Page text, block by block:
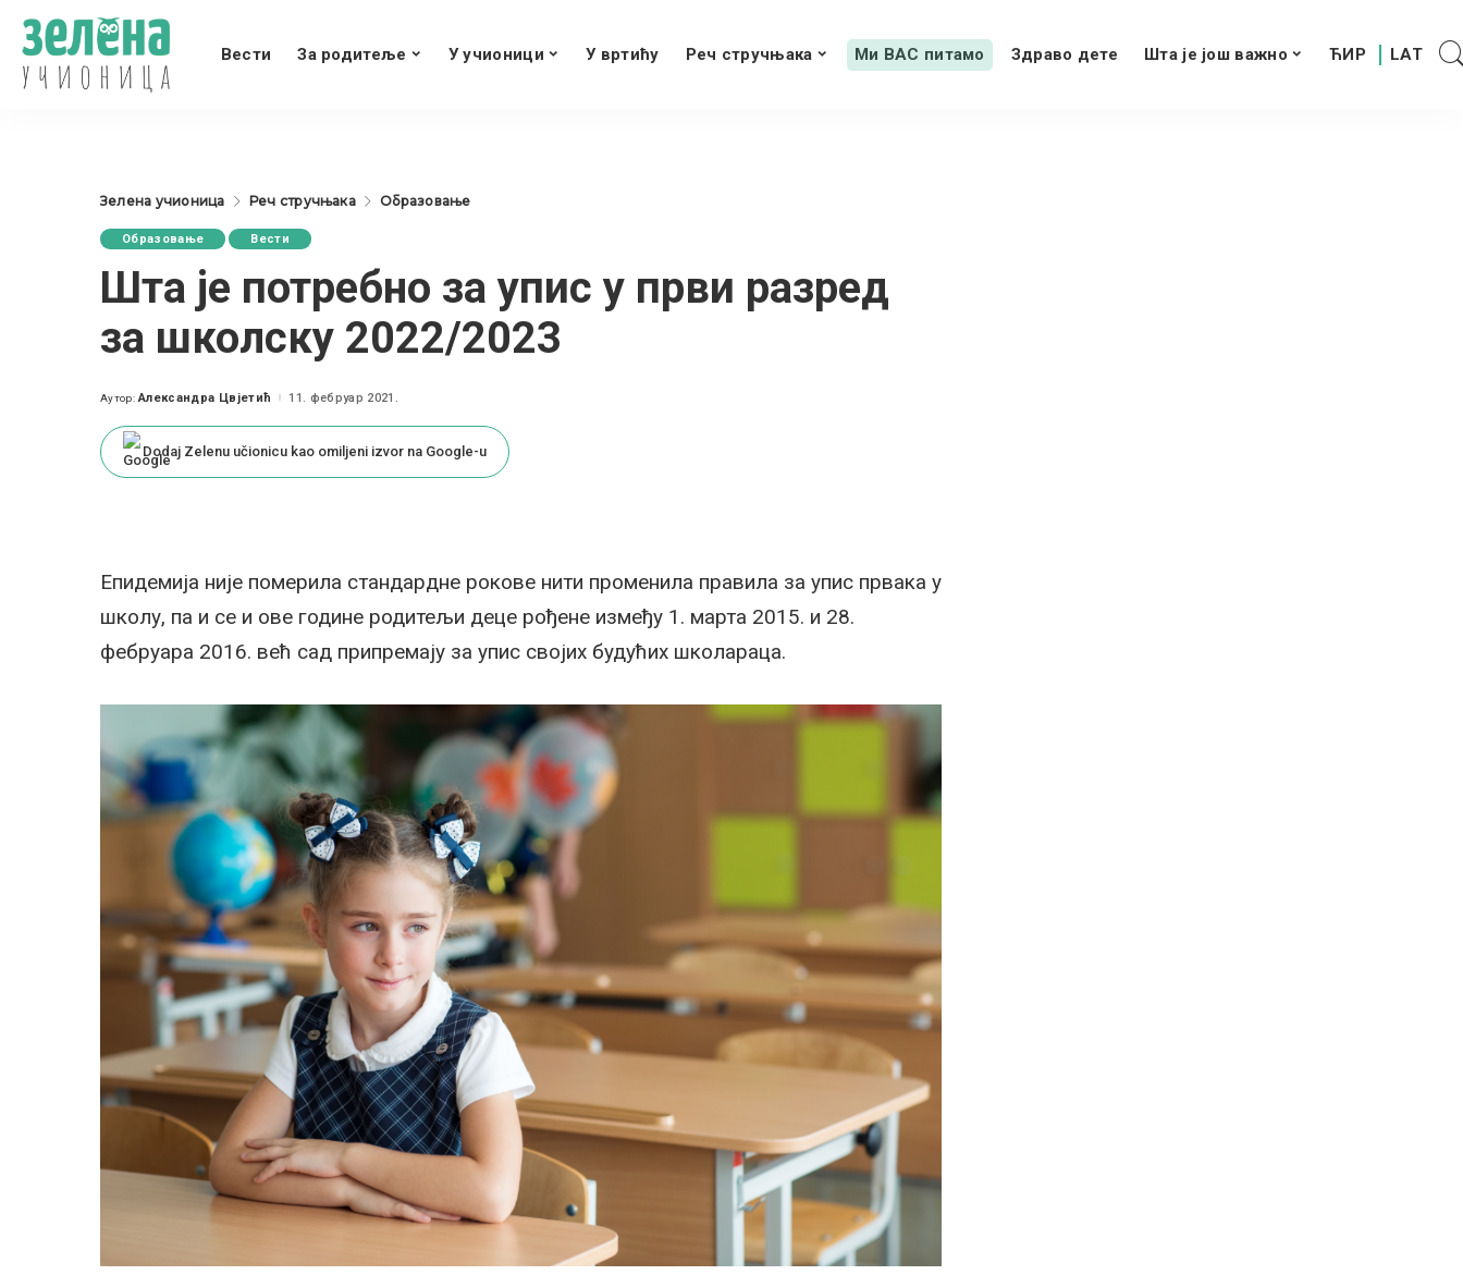
Вести За родитеље У учионици У вртићу Реч стручњака Ми ВАС питамо Здраво дете Шта је још важно
Зелена учионица Реч стручњака Образовање
Образовање Вести
Шта је потребно за упис у први разред
за школску 2022/2023
Posted
Аутор: Александра Цвјетић 11. фебруар 2021.
Dodaj Zelenu učionicu kao omiljeni izvor na Google-u
Епидемија није померила стандардне рокове нити променила правила за упис првака у
школу, па и се и ове године родитељи деце рођене између 1. марта 2015. и 28.
фебруара 2016. већ сад припремају за упис својих будућих школараца.